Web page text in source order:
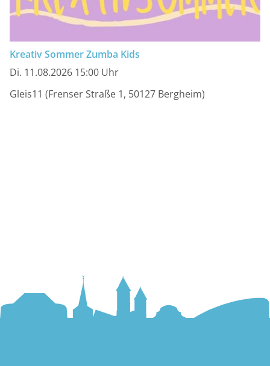
Kreativ Sommer Zumba Kids
Di. 11.08.2026 15:00 Uhr
Gleis11 (Frenser Straße 1, 50127 Bergheim)